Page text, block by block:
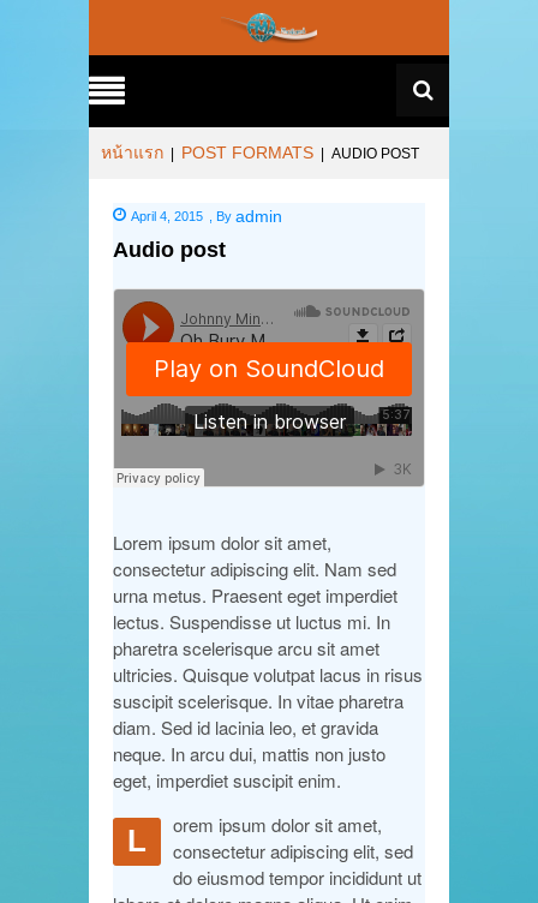
หน้าแรก POST FORMATS AUDIO POST
April 4, 2015 By admin
Audio post
Lorem ipsum dolor sit amet,
consectetur adipiscing elit. Nam sed
urna metus. Praesent eget imperdiet
lectus. Suspendisse ut luctus mi. In
pharetra scelerisque arcu sit amet
ultricies. Quisque volutpat lacus in risus
suscipit scelerisque. In vitae pharetra
diam. Sed id lacinia leo, et gravida
neque. In arcu dui, mattis non justo
eget, imperdiet suscipit enim.
L
orem ipsum dolor sit amet,
consectetur adipiscing elit, sed
do eiusmod tempor incididunt ut